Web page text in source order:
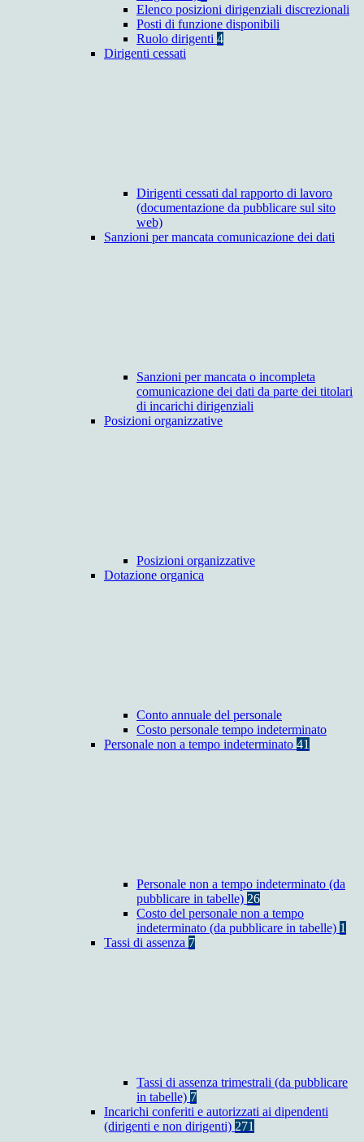
Elenco posizioni dirigenziali discrezionali
Posti di funzione disponibili
Ruolo dirigenti 4
Dirigenti cessati
Dirigenti cessati dal rapporto di lavoro
(documentazione da pubblicare sul sito
web)
Sanzioni per mancata comunicazione dei dati
Sanzioni per mancata o incompleta
comunicazione dei dati da parte dei titolari
di incarichi dirigenziali
Posizioni organizzative
Posizioni organizzative
Dotazione organica
Conto annuale del personale
Costo personale tempo indeterminato
Personale non a tempo indeterminato 41
Personale non a tempo indeterminato (da
pubblicare in tabelle) 26
Costo del personale non a tempo
indeterminato (da pubblicare in tabelle) 1
Tassi di assenza 7
Tassi di assenza trimestrali (da pubblicare
in tabelle) 7
Incarichi conferiti e autorizzati ai dipendenti
(dirigenti e non dirigenti) 271